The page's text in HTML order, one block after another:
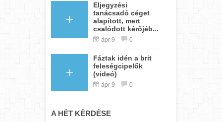
Eljegyzési
tanácsadó céget
alapított, mert
csalódott kérőjéb...
ápr 9 0
Fáztak idén a brit
feleségcipelők
(videó)
ápr 9 0
A HÉT KÉRDÉSE